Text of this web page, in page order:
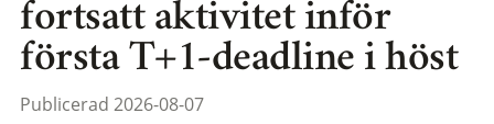
fortsatt aktivitet inför
första T+1-deadline i höst
Publicerad 2026-08-07